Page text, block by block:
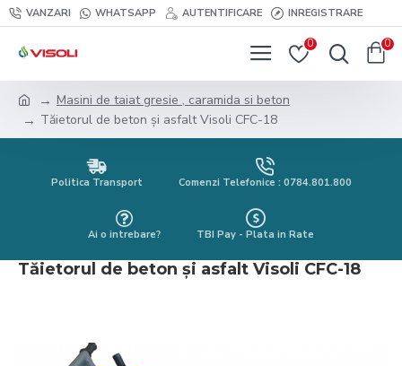
VANZARI WHATSAPP AUTENTIFICARE INREGISTRARE
0 0
Masini de taiat gresie , caramida si beton
Tăietorul de beton și asfalt Visoli CFC-18
Politica Transport Comenzi Telefonice : 0784.801.800
Ai o intrebare? TBI Pay - Plata in Rate
Tăietorul de beton și asfalt Visoli CFC-18